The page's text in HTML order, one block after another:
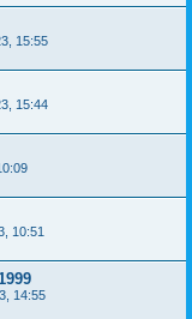
15:55
15:44
10:51
14:55